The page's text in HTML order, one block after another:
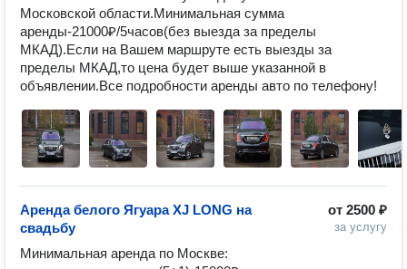
Московской области.Минимальная сумма
аренды-21000₽/5часов(без выезда за пределы
МКАД).Если на Вашем маршруте есть выезды за
пределы МКАД,то цена будет выше указанной в
объявлении.Все подробности аренды авто по телефону!
от 2500 ₽
за услугу
Аренда белого Ягуара XJ LONG на
свадьбу
Минимальная аренда по Москве: